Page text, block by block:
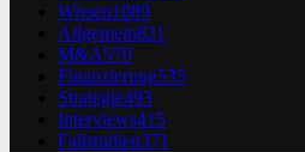
Wissen1089
Allgemein821
M&A570
Finanzierung535
Strategie493
Interviews415
Fallstudien371